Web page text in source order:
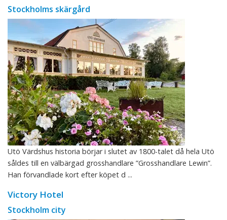
Stockholms skärgård
Utö Värdshus historia börjar i slutet av 1800-talet då hela Utö
såldes till en välbärgad grosshandlare ”Grosshandlare Lewin”.
Han förvandlade kort efter köpet d ...
Victory Hotel
Stockholm city